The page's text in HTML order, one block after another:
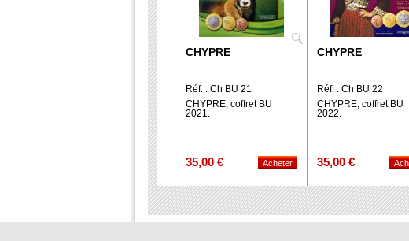
CHYPRE
Réf. : Ch BU 21
CHYPRE, coffret BU
2021.
35,00 €
CHYPRE
Réf. : Ch BU 22
CHYPRE, coffret BU
2022.
35,00 €